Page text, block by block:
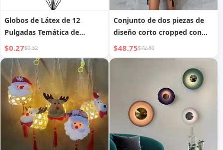
Globos de Látex de 12
Pulgadas Temática de
Vehículos de Construcción
$0.27$0.32
Conjunto de dos piezas de
diseño corto cropped con
decoración de cuerda de
cuero, nuevo para mujer en
$48.75$72.80